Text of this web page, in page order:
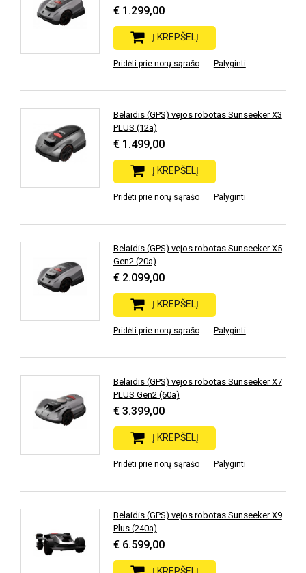
€ 1.299,00
Į KREPŠELĮ
Pridėti prie norų sąrašo Palyginti
Belaidis (GPS) vejos robotas Sunseeker X3
PLUS (12a)
€ 1.499,00
Į KREPŠELĮ
Pridėti prie norų sąrašo Palyginti
Belaidis (GPS) vejos robotas Sunseeker X5
Gen2 (20a)
€ 2.099,00
Į KREPŠELĮ
Pridėti prie norų sąrašo Palyginti
Belaidis (GPS) vejos robotas Sunseeker X7
PLUS Gen2 (60a)
€ 3.399,00
Į KREPŠELĮ
Pridėti prie norų sąrašo Palyginti
Belaidis (GPS) vejos robotas Sunseeker X9
Plus (240a)
€ 6.599,00